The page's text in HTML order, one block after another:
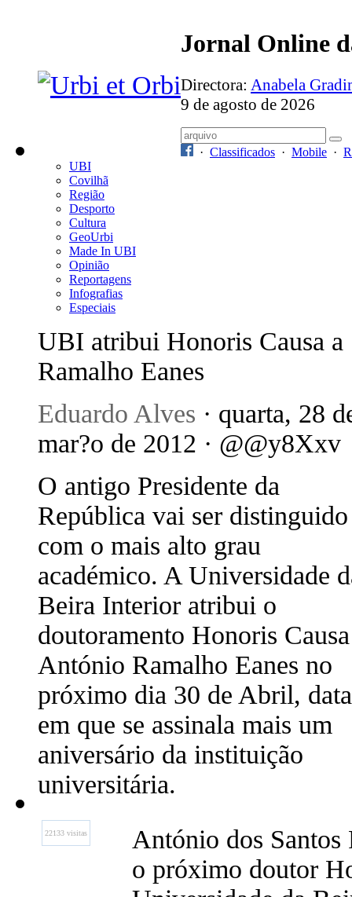
Jornal Online
Directora: Anabela
9 de agosto de 2026
· Classificados · Mobile ·
UBI
Covilhã
Região
Desporto
Cultura
GeoUrbi
Made In UBI
Opinião
Reportagens
Infografias
Especiais
UBI atribui Honoris Causa a
Ramalho Eanes
Eduardo Alves · quarta, 28
mar?o de 2012 · @@y8Xxv
O antigo Presidente da
República vai ser distinguido
com o mais alto grau
académico. A Universidade
Beira Interior atribui o
doutoramento Honoris
António Ramalho Eanes no
próximo dia 30 de Abril, data
em que se assinala mais um
aniversário da instituição
universitária.
22133 visitas
António dos Santos
o próximo doutor